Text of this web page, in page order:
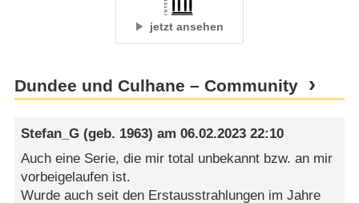
jetzt ansehen
Dundee und Culhane – Community
Stefan_G (geb. 1963) am06.02.2023 22:10
Auch eine Serie, die mir total unbekannt bzw. an mir
vorbeigelaufen ist.
Wurde auch seit den Erstausstrahlungen im Jahre